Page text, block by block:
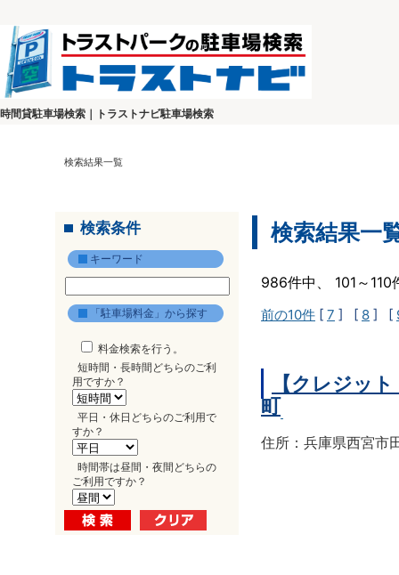
時間貸駐車場検索｜トラストナビ駐車場検索
検索結果一覧
検索条件
キーワード
「駐車場料金」から探す
料金検索を行う。
短時間・長時間どちらのご利
用ですか？
平日・休日どちらのご利用で
すか？
時間帯は昼間・夜間どちらの
ご利用ですか？
検索結果一
986件中、 101～
前の10件 [ 7 ] [ 8 ] [
【クレジッ
町
住所：兵庫県西宮市